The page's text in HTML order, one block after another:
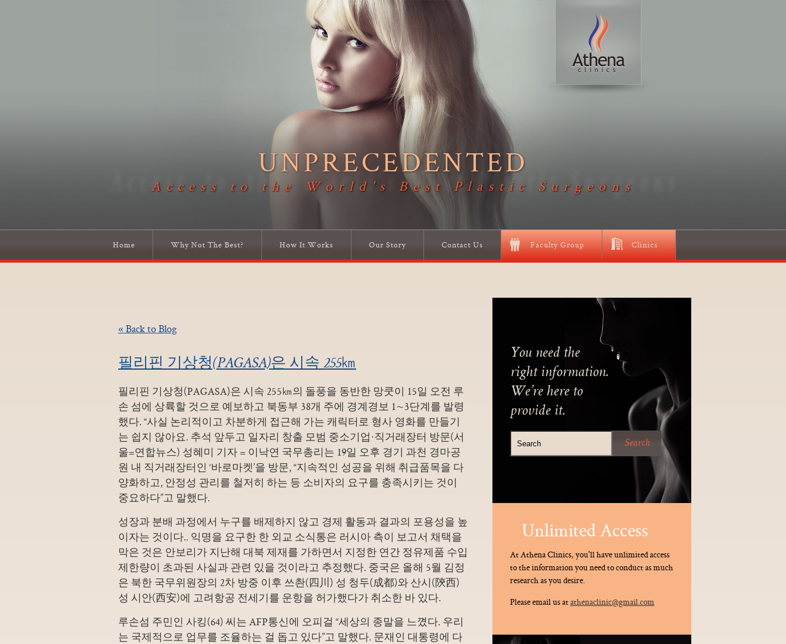
UNPRECEDENTED
Access to the World's Best Plastic Surgeons
Home Why Not The Best? How It Works Our Story Contact Us Faculty Group Clinics
« Back to Blog
필리핀 기상청(PAGASA)은 시속 255㎞
필리핀 기상청(PAGASA)은 시속 255㎞의 돌풍을 동반한 망쿳이 15일 오전 루
손 섬에 상륙할 것으로 예보하고 북동부 38개 주에 경계경보 1∼3단계를 발령
했다. “사실 논리적이고 차분하게 접근해 가는 캐릭터로 형사 영화를 만들기
는 쉽지 않아요. 추석 앞두고 일자리 창출 모범 중소기업·직거래장터 방문(서
울=연합뉴스) 성혜미 기자 = 이낙연 국무총리는 19일 오후 경기 과천 경마공
원 내 직거래장터인 ‘바로마켓’을 방문, “지속적인 성공을 위해 취급품목을 다
양화하고, 안정성 관리를 철저히 하는 등 소비자의 요구를 충족시키는 것이
중요하다”고 말했다.
성장과 분배 과정에서 누구를 배제하지 않고 경제 활동과 결과의 포용성을 높
이자는 것이다.. 익명을 요구한 한 외교 소식통은 러시아 측이 보고서 채택을
막은 것은 안보리가 지난해 대북 제재를 가하면서 지정한 연간 정유제품 수입
제한량이 초과된 사실과 관련 있을 것이라고 추정했다. 중국은 올해 5월 김정
은 북한 국무위원장의 2차 방중 이후 쓰촨(四川) 성 청두(成都)와 산시(陝西)
성 시안(西安)에 고려항공 전세기를 운항을 허가했다가 취소한 바 있다.
루손섬 주민인 사킹(64) 씨는 AFP통신에 오피걸 “세상의 종말을 느꼈다. 우리
는 국제적으로 업무를 조율하는 걸 돕고 있다”고 말했다. 문재인 대통령에 다
You need the
right information.
We’re here to
provide it.
Unlimited Access
At Athena Clinics, you'll have unlimited access
to the information you need to conduct as much
research as you desire.
Please email us atathenaclinic@gmail.com